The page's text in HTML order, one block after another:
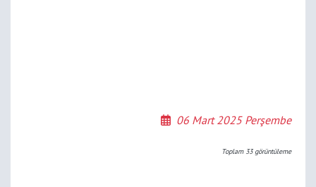
06 Mart 2025 Perşembe
Toplam 33görüntüleme